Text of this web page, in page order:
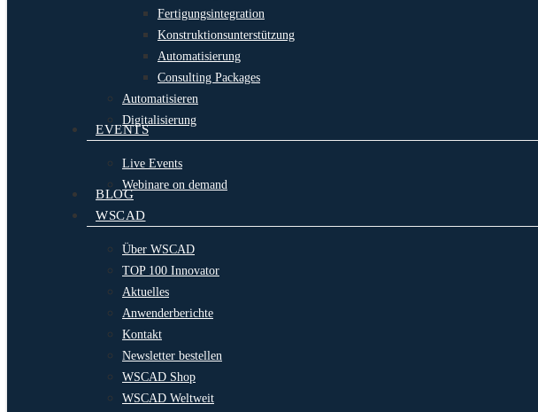
Fertigungsintegration
Konstruktionsunterstützung
Automatisierung
Consulting Packages
Automatisieren
Digitalisierung
EVENTS
Live Events
Webinare on demand
BLOG
WSCAD
Über WSCAD
TOP 100 Innovator
Aktuelles
Anwenderberichte
Kontakt
Newsletter bestellen
WSCAD Shop
WSCAD Weltweit